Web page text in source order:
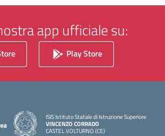
app ufficiale su:
Play Store
ISIS Istituto Statale di Istruzione Superiore
VINCENZO CORRADO
CASTEL VOLTURNO (CE)